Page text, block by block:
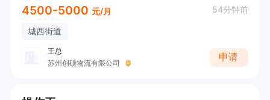
4500-5000 元/月 54分钟前
城西街道
王总
苏州创硕物流有限公司
申请